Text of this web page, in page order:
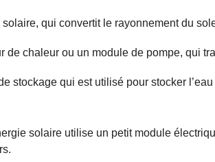
qui convertit le rayonnement du
de chaleur ou un module de pompe, qui
stockage qui est utilisé pour stocker
solaire utilise un petit module